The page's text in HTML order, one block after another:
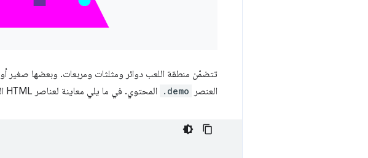
تتضمّن منطقة اللعب دوائر ومثلثات ومربعات. وبعضها صغير أو
العنصر
.demo المحتوي. في ما يلي معاينة لعناصر HTML التي سيتم استهدافها.